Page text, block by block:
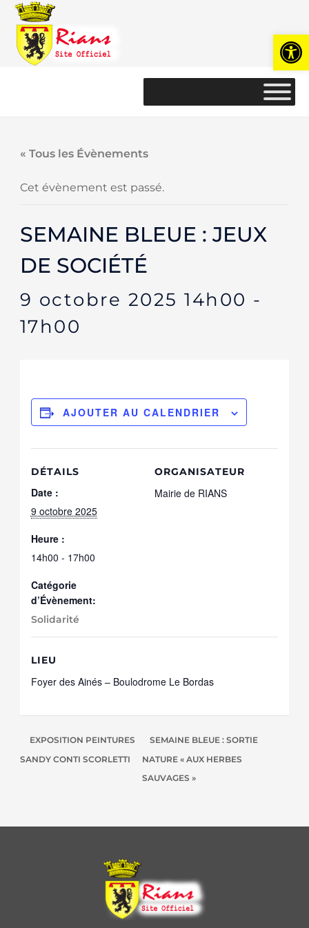
Ouvrir
« Tous les Évènements
Cet évènement est passé.
SEMAINE BLEUE : JEUX
DE SOCIÉTÉ
9 octobre 2025 14h00 -
17h00
AJOUTER AU CALENDRIER
DÉTAILS
Date :
9 octobre 2025
Heure :
14h00 - 17h00
Catégorie
d’Évènement:
Solidarité
ORGANISATEUR
Mairie de RIANS
LIEU
Foyer des Ainés – Boulodrome Le Bordas
EXPOSITION PEINTURES
SANDY CONTI SCORLETTI
SEMAINE BLEUE : SORTIE
NATURE « AUX HERBES
SAUVAGES »